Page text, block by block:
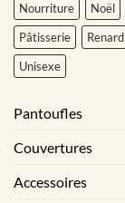
Nourriture
Noël
Pâtisserie
Renard
Unisexe
Pantoufles
Couvertures
Accessoires